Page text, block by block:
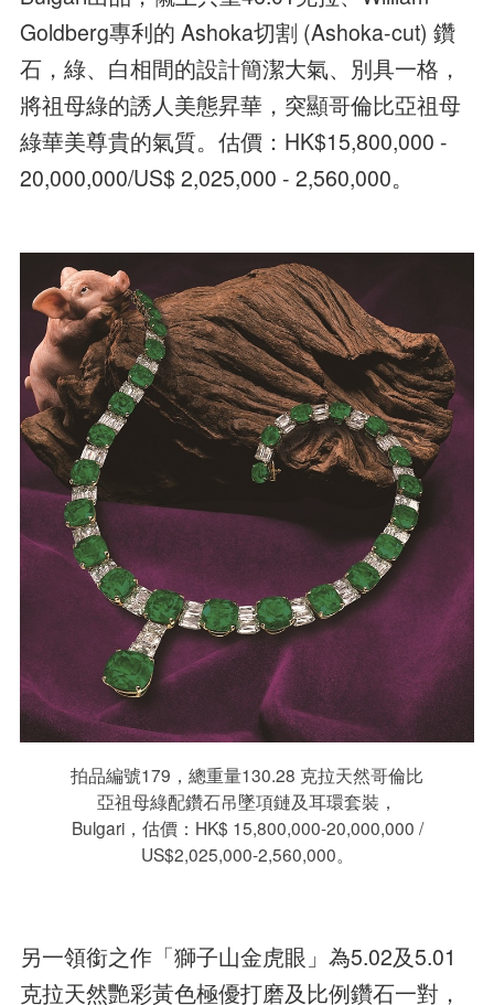
Goldberg專利的 Ashoka切割 (Ashoka-cut) 鑽
石，綠、白相間的設計簡潔大氣、別具一格，
將祖母綠的誘人美態昇華，突顯哥倫比亞祖母
綠華美尊貴的氣質。估價：HK$15,800,000 -
20,000,000/US$ 2,025,000 - 2,560,000。
拍品編號179，總重量130.28 克拉天然哥倫比
亞祖母綠配鑽石吊墜項鏈及耳環套裝，
Bulgari，估價：HK$ 15,800,000-20,000,000 /
US$2,025,000-2,560,000。
另一領銜之作「獅子山金虎眼」為5.02及5.01
克拉天然艷彩黃色極優打磨及比例鑽石一對，